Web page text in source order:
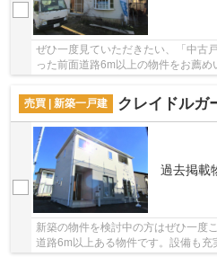
ぜひ一度見ていただきたい、「中
った前面道路6m以上の物件をお薦
売買 | 新築一戸建
クレイドルガー
過去掲載
新築の物件を検討中の方はぜひ一度
道路6m以上ある物件です。設備も